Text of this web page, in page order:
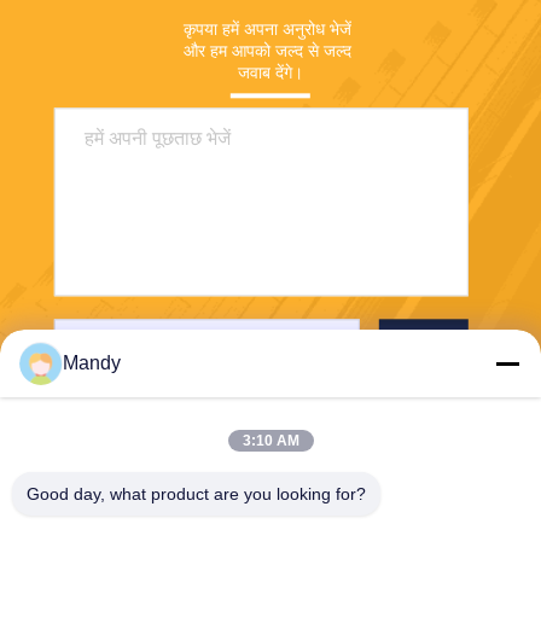
कृपया हमें अपना अनुरोध भेजें
और हम आपको जल्द से जल्द
जवाब देंगे।
Mandy
3:10 AM
Good day, what product are you looking for?